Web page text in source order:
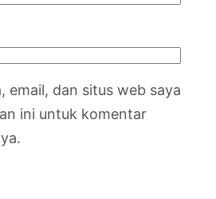
email, dan situs web saya
ini untuk komentar